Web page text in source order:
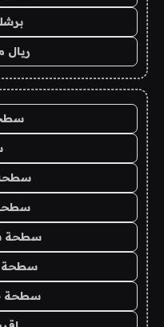
ريال
سطحة
سطحة
سطحة
سطحة